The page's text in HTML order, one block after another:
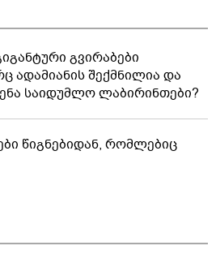
გვირაბები
ადამიანის შექმნილია და
საიდუმლო ლაბირინთები?
წიგნებიდან, რომლებიც